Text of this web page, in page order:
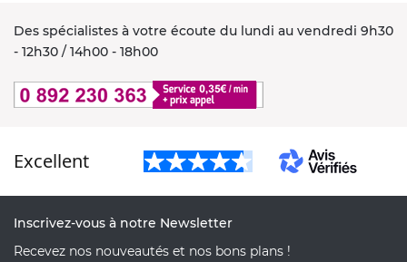
Des spécialistes à votre écoute du lundi au vendredi 9h30
- 12h30 / 14h00 - 18h00
Excellent
Inscrivez-vous à notre Newsletter
Recevez nos nouveautés et nos bons plans !